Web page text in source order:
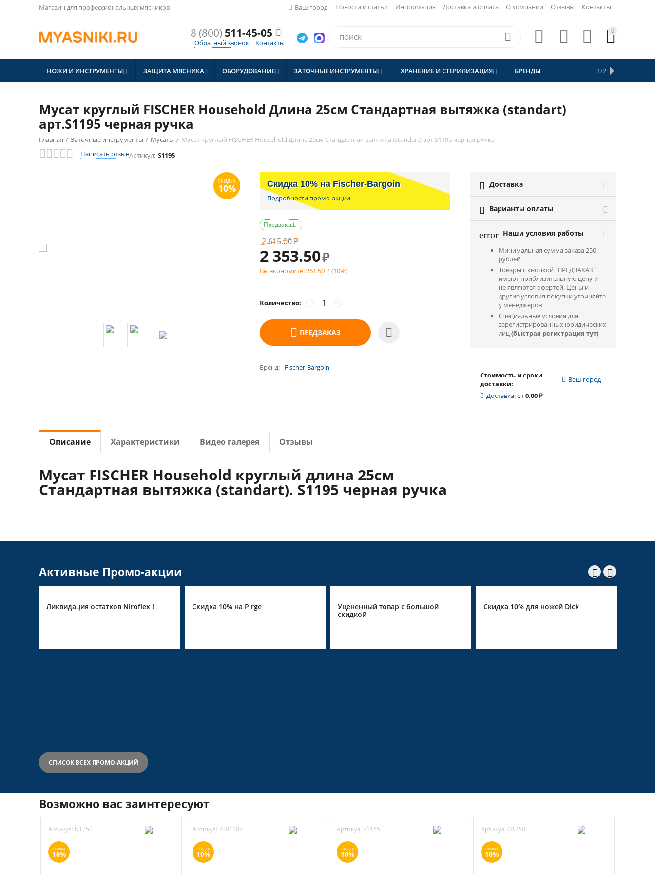
Магазин для профессиональных мясников Новости и статьи Информация Доставка и оплата О компании Отзывы Контакты
Ваш город
8 (800)511-45-05 
Обратный звонок Контакты
0


 

НОЖИ И ИНСТРУМЕНТЫ ЗАЩИТА МЯСНИКА ОБОРУДОВАНИЕ ЗАТОЧНЫЕ ИНСТРУМЕНТЫ ХРАНЕНИЕ И СТЕРИЛИЗАЦИЯ БРЕНДЫ СКИДКИ 
1/2
Мусат круглый FISCHER Household Длина 25см Стандартная вытяжка (standart)
арт.S1195 черная ручка
Главная / Заточные инструменты / Мусаты / Мусат круглый FISCHER Household Длина 25см Стандартная вытяжка (standart) арт.S1195 черная ручка
Написать отзывАртикул: S1195
СКИДКА
Скидка 10% на Fischer-Bargoin
Подробности промо-акции

Предзаказ
2 615.00 ₽
2 353.50₽
Вы экономите:261.50 ₽ (10%)
Количество: +
−
ПРЕДЗАКАЗ
Бренд Fischer-Bargoin
 Доставка
 Варианты оплаты
error Наши условия работы
Минимальная сумма заказа 250
рублей
Товары с кнопкой "ПРЕДЗАКАЗ"
имеют приблизительную цену и
не являются офертой. Цены и
другие условия покупки уточняйте
у менеджеров
Специальные условия для
зарегистрированных юридических
лиц(быстрая регистрация тут)
Стоимость и сроки
доставки:
Ваш город
Доставка:от0.00 ₽
Описание Характеристики Видео галерея Отзывы
Мусат FISCHER Household круглый длина 25см
Стандартная вытяжка (standart). S1195 черная ручка
Активные Промо-акции  
Ликвидация остатков Niroflex ! Скидка 10% на Pirge
Уцененный товар с большой
скидкой
Скидка 10% для ножей Dick
СПИСОК ВСЕХ ПРОМО-АКЦИЙ
Возможно вас заинтересуют
Артикул: N1250
СКИДКА
10%
Артикул: 7001107
СКИДКА
10%
Артикул: S1165
СКИДКА
10%
Артикул: O1250
СКИДКА
10%